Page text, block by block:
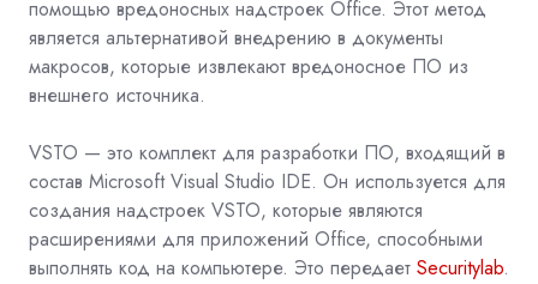
помощью вредоносных надстроек Office. Этот метод
является альтернативой внедрению в документы
макросов, которые извлекают вредоносное ПО из
внешнего источника.
VSTO — это комплект для разработки ПО, входящий в
состав Microsoft Visual Studio IDE. Он используется для
создания надстроек VSTO, которые являются
расширениями для приложений Office, способными
выполнять код на компьютере. Это передает Securitylab.